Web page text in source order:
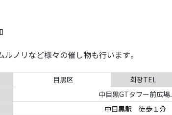
ノリなど様々の催し物も行います。
目黒区
회장TEL
中目黒GTタワー前広場.
中目黒駅 徒歩１分